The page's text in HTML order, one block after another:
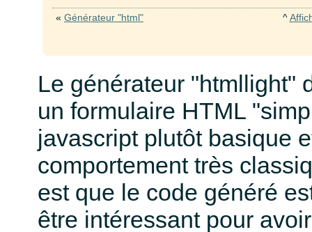
« Générateur "html" ^
Le générateur "htmllight"
un formulaire HTML
javascript plutôt basique
comportement très
est que le code généré
être intéressant pour